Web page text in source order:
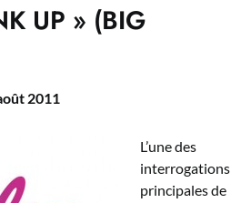
UP » (BIG
2011
L’une des
interrogations
principales de